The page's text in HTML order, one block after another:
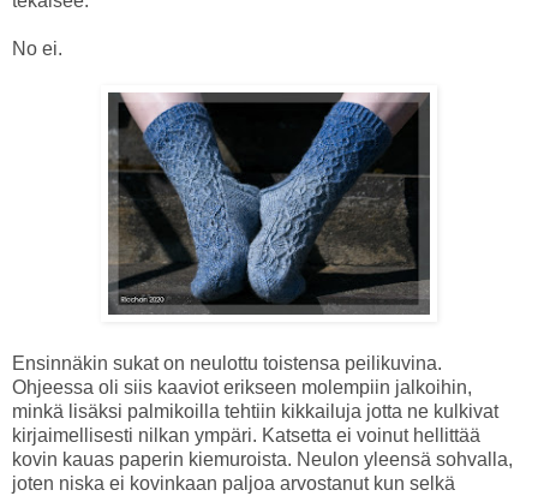
No ei.
Ensinnäkin sukat on neulottu toistensa peilikuvina.
Ohjeessa oli siis kaaviot erikseen molempiin jalkoihin,
minkä lisäksi palmikoilla tehtiin kikkailuja jotta ne kulkivat
kirjaimellisesti nilkan ympäri. Katsetta ei voinut hellittää
kovin kauas paperin kiemuroista. Neulon yleensä sohvalla,
joten niska ei kovinkaan paljoa arvostanut kun selkä